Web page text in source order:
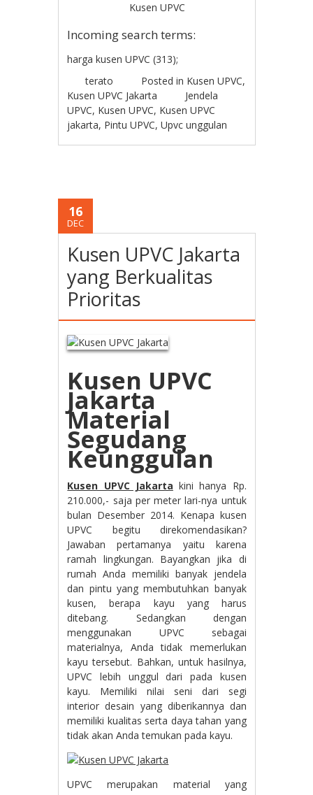
Kusen UPVC
Incoming search terms:
harga kusen UPVC (313);
terato
Posted in Kusen UPVC,
Kusen UPVC Jakarta
Jendela
UPVC, Kusen UPVC, Kusen UPVC
jakarta, Pintu UPVC,Upvc unggulan
16
DEC
Kusen UPVC Jakarta
yang Berkualitas
Prioritas
Kusen UPVC
Jakarta
Material
Segudang
Keunggulan
Kusen UPVC Jakarta kini hanya Rp.
210.000,- saja per meter lari-nya untuk
bulan Desember 2014. Kenapa kusen
UPVC begitu direkomendasikan?
Jawaban pertamanya yaitu karena
ramah lingkungan. Bayangkan jika di
rumah Anda memiliki banyak jendela
dan pintu yang membutuhkan banyak
kusen, berapa kayu yang harus
ditebang. Sedangkan dengan
menggunakan UPVC sebagai
materialnya, Anda tidak memerlukan
kayu tersebut. Bahkan, untuk hasilnya,
UPVC lebih unggul dari pada kusen
kayu. Memiliki nilai seni dari segi
interior desain yang diberikannya dan
memiliki kualitas serta daya tahan yang
tidak akan Anda temukan pada kayu.
UPVC merupakan material yang